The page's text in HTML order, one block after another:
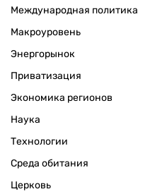
Международная политика
Макроуровень
Энергорынок
Приватизация
Экономика регионов
Наука
Технологии
Среда обитания
Церковь